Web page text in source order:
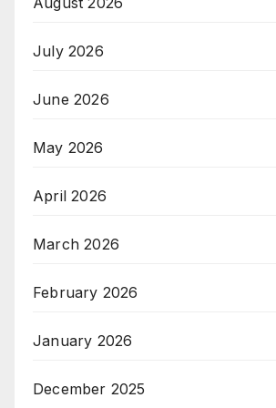
July 2026
June 2026
May 2026
April 2026
March 2026
February 2026
January 2026
December 2025